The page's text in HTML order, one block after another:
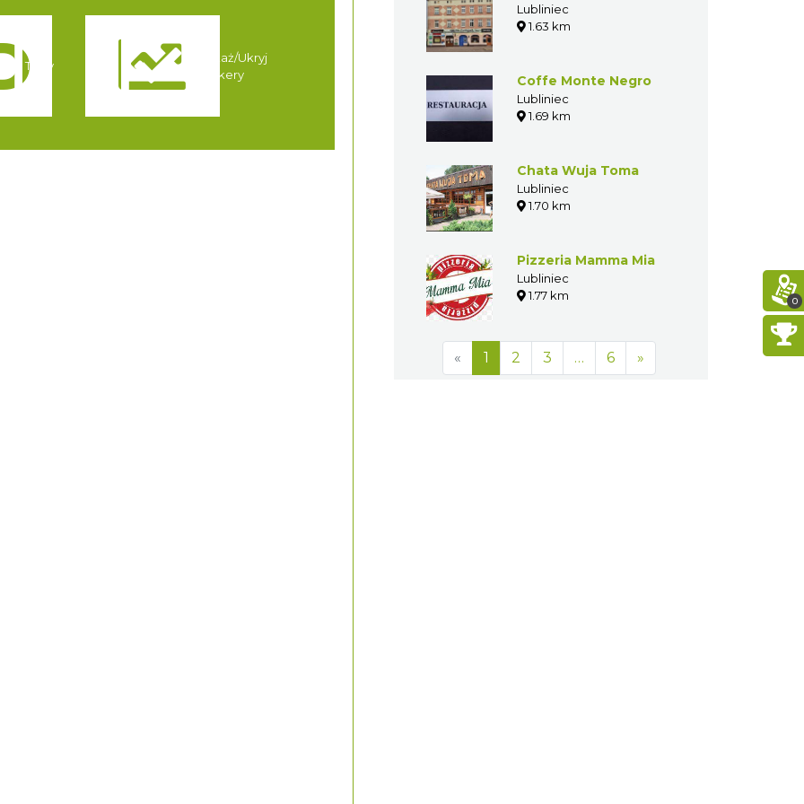
Trasy
Pokaż/Ukryj
markery
Lubliniec
1.63 km
Coffe Monte Negro
Lubliniec
1.69 km
Chata Wuja Toma
Lubliniec
1.70 km
Pizzeria Mamma Mia
Lubliniec
1.77 km
« 1 2 3 … 6 »
0